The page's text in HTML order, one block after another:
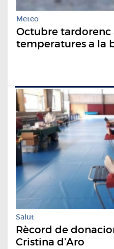
Meteo
Octubre tardorenc
temperatures a la
Salut
Rècord de
Cristina d’Aro